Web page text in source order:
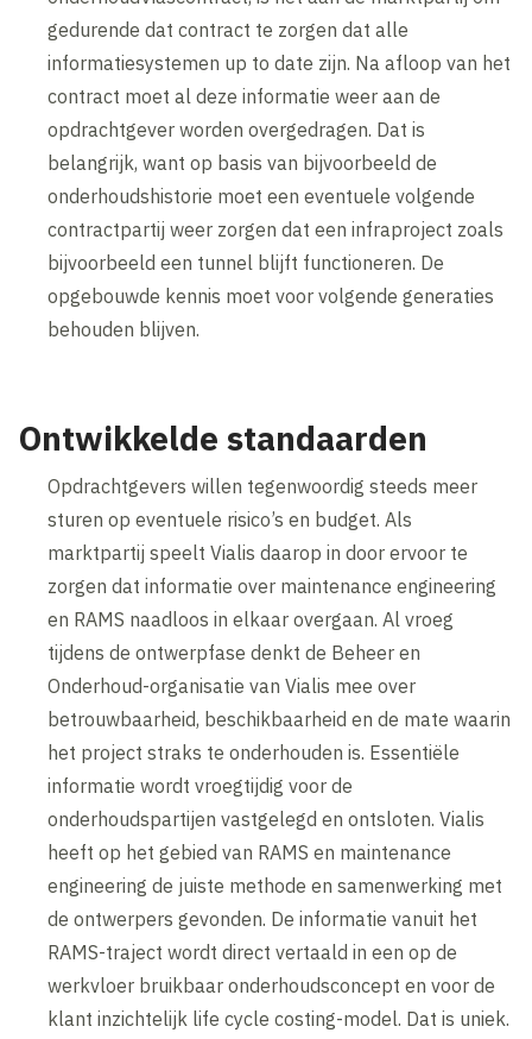
gedurende dat contract te zorgen dat alle
informatiesystemen up to date zijn. Na afloop van het
contract moet al deze informatie weer aan de
opdrachtgever worden overgedragen. Dat is
belangrijk, want op basis van bijvoorbeeld de
onderhoudshistorie moet een eventuele volgende
contractpartij weer zorgen dat een infraproject zoals
bijvoorbeeld een tunnel blijft functioneren. De
opgebouwde kennis moet voor volgende generaties
behouden blijven.
Ontwikkelde standaarden
Opdrachtgevers willen tegenwoordig steeds meer
sturen op eventuele risico’s en budget. Als
marktpartij speelt Vialis daarop in door ervoor te
zorgen dat informatie over maintenance engineering
en RAMS naadloos in elkaar overgaan. Al vroeg
tijdens de ontwerpfase denkt de Beheer en
Onderhoud-organisatie van Vialis mee over
betrouwbaarheid, beschikbaarheid en de mate waarin
het project straks te onderhouden is. Essentiële
informatie wordt vroegtijdig voor de
onderhoudspartijen vastgelegd en ontsloten. Vialis
heeft op het gebied van RAMS en maintenance
engineering de juiste methode en samenwerking met
de ontwerpers gevonden. De informatie vanuit het
RAMS-traject wordt direct vertaald in een op de
werkvloer bruikbaar onderhoudsconcept en voor de
klant inzichtelijk life cycle costing-model. Dat is uniek.